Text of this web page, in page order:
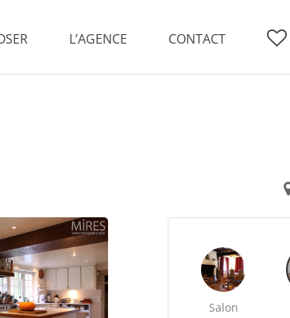
L’AGENCE CONTACT
Salon